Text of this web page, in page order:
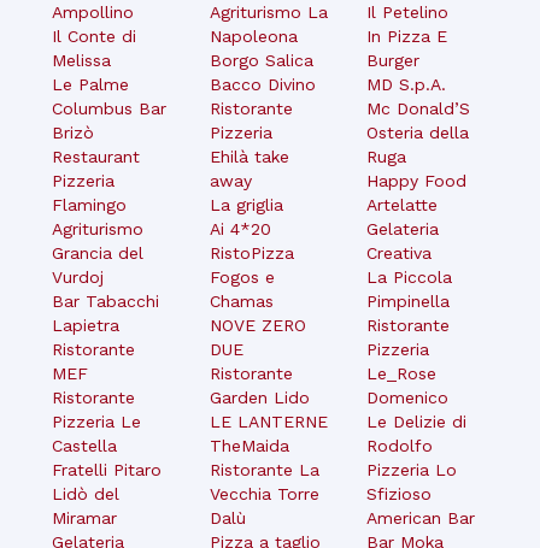
Ampollino
Il Conte di
Melissa
Le Palme
Columbus Bar
Brizò
Restaurant
Pizzeria
Flamingo
Agriturismo
Grancia del
Vurdoj
Bar Tabacchi
Lapietra
Ristorante
MEF
Ristorante
Pizzeria Le
Castella
Fratelli Pitaro
Lidò del
Miramar
Gelateria
Agriturismo La
Napoleona
Borgo Salica
Bacco Divino
Ristorante
Pizzeria
Ehilà take
away
La griglia
Ai 4*20
RistoPizza
Fogos e
Chamas
NOVE ZERO
DUE
Ristorante
Garden Lido
LE LANTERNE
TheMaida
Ristorante La
Vecchia Torre
Dalù
Pizza a taglio
Il Petelino
In Pizza E
Burger
MD S.p.A.
Mc Donald’S
Osteria della
Ruga
Happy Food
Artelatte
Gelateria
Creativa
La Piccola
Pimpinella
Ristorante
Pizzeria
Le_Rose
Domenico
Le Delizie di
Rodolfo
Pizzeria Lo
Sfizioso
American Bar
Bar Moka